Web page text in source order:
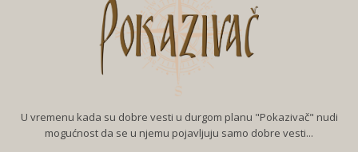
U vremenu kada su dobre vesti u durgom planu "Pokazivač" nudi
mogućnost da se u njemu pojavljuju samo dobre vesti...